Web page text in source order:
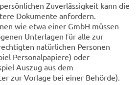
Zuverlässigkeit kann die
Dokumente anfordern.
wie etwa einer GmbH müssen
Unterlagen für alle zur
natürlichen Personen
Personalpapiere) oder
Auszug aus dem
zur Vorlage bei einer Behörde).